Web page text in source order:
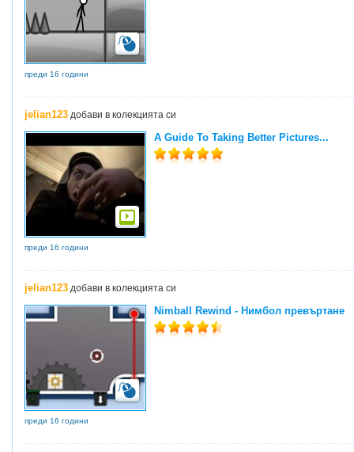
преди 16 години
jelian123 добави в колекцията си
A Guide To Taking Better Pictures...
преди 16 години
jelian123 добави в колекцията си
Nimball Rewind - Нимбол превъртане
преди 16 години